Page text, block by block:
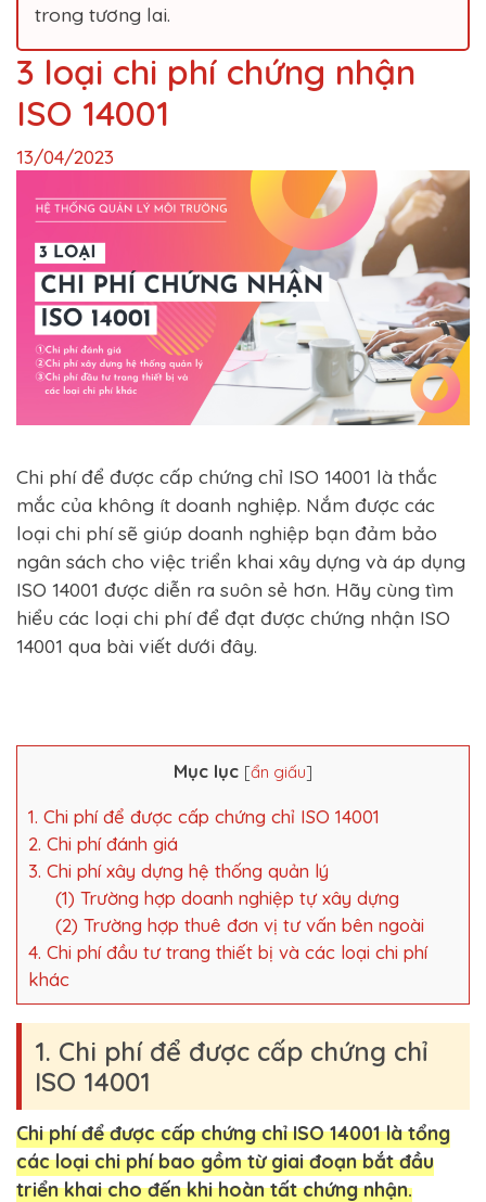
trong tương lai.
3 loại chi phí chứng nhận
ISO 14001
13/04/2023
Chi phí để được cấp chứng chỉ ISO 14001 là thắc
mắc của không ít doanh nghiệp. Nắm được các
loại chi phí sẽ giúp doanh nghiệp bạn đảm bảo
ngân sách cho việc triển khai xây dựng và áp dụng
ISO 14001 được diễn ra suôn sẻ hơn. Hãy cùng tìm
hiểu các loại chi phí để đạt được chứng nhận ISO
14001 qua bài viết dưới đây.
Mục lục [ẩn giấu]
1. Chi phí để được cấp chứng chỉ ISO 14001
2. Chi phí đánh giá
3. Chi phí xây dựng hệ thống quản lý
(1) Trường hợp doanh nghiệp tự xây dựng
(2) Trường hợp thuê đơn vị tư vấn bên ngoài
4. Chi phí đầu tư trang thiết bị và các loại chi phí
khác
1. Chi phí để được cấp chứng chỉ
ISO 14001
Chi phí để được cấp chứng chỉ ISO 14001 là tổng
các loại chi phí bao gồm từ giai đoạn bắt đầu
triển khai cho đến khi hoàn tất chứng nhận.